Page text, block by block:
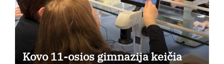
Kovo 11-osios gimnazija keičia